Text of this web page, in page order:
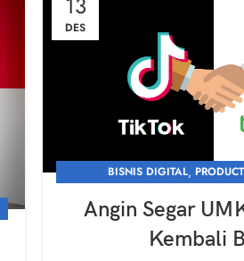
DES
BISNIS DIGITAL,
WHAT'S
Angin Segar
Kembali